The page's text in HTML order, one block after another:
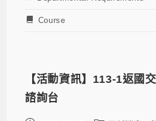
Course
【活動資訊】113-1返國
諮詢台